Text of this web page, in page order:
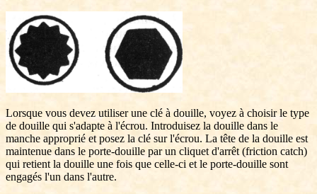
Lorsque vous devez utiliser une clé à douille, voyez à choisir le type
de douille qui s'adapte à l'écrou. Introduisez la douille dans le
manche approprié et posez la clé sur l'écrou. La tête de la douille est
maintenue dans le porte-douille par un cliquet d'arrêt (friction catch)
qui retient la douille une fois que celle-ci et le porte-douille sont
engagés l'un dans l'autre.